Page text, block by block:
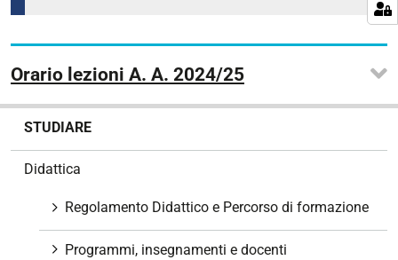
Orario lezioni A. A. 2024/25
STUDIARE
Didattica
Regolamento Didattico e Percorso di formazione
Programmi, insegnamenti e docenti